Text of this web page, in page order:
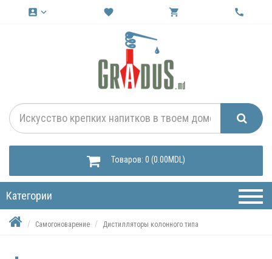
account_box keyboard_arrow_down favorite shopping_cart call
Товаров: 0 (0.00MDL)
Категории
Самогоноварение Дистилляторы колонного типа